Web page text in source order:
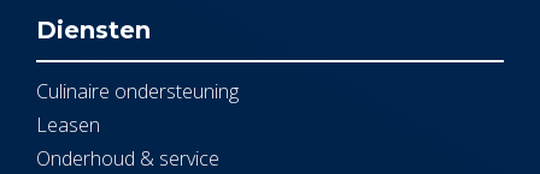
Diensten
Culinaire ondersteuning
Leasen
Onderhoud & service